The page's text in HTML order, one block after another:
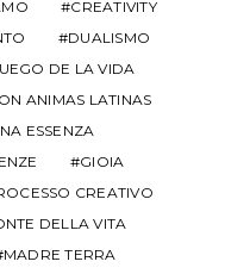
CREATIVITY
DUALISMO
DE LA VIDA
ANIMAS LATINAS
ESSENZA
GIOIA
CREATIVO
DELLA VITA
MADRE TERRA